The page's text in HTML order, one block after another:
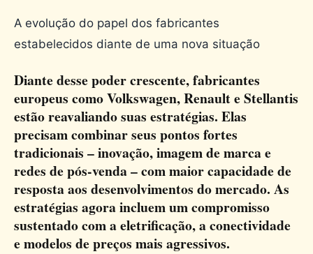
A evolução do papel dos fabricantes
estabelecidos diante de uma nova situação
Diante desse poder crescente, fabricantes
europeus como Volkswagen, Renault e Stellantis
estão reavaliando suas estratégias. Elas
precisam combinar seus pontos fortes
tradicionais – inovação, imagem de marca e
redes de pós-venda – com maior capacidade de
resposta aos desenvolvimentos do mercado. As
estratégias agora incluem um compromisso
sustentado com a eletrificação, a conectividade
e modelos de preços mais agressivos.